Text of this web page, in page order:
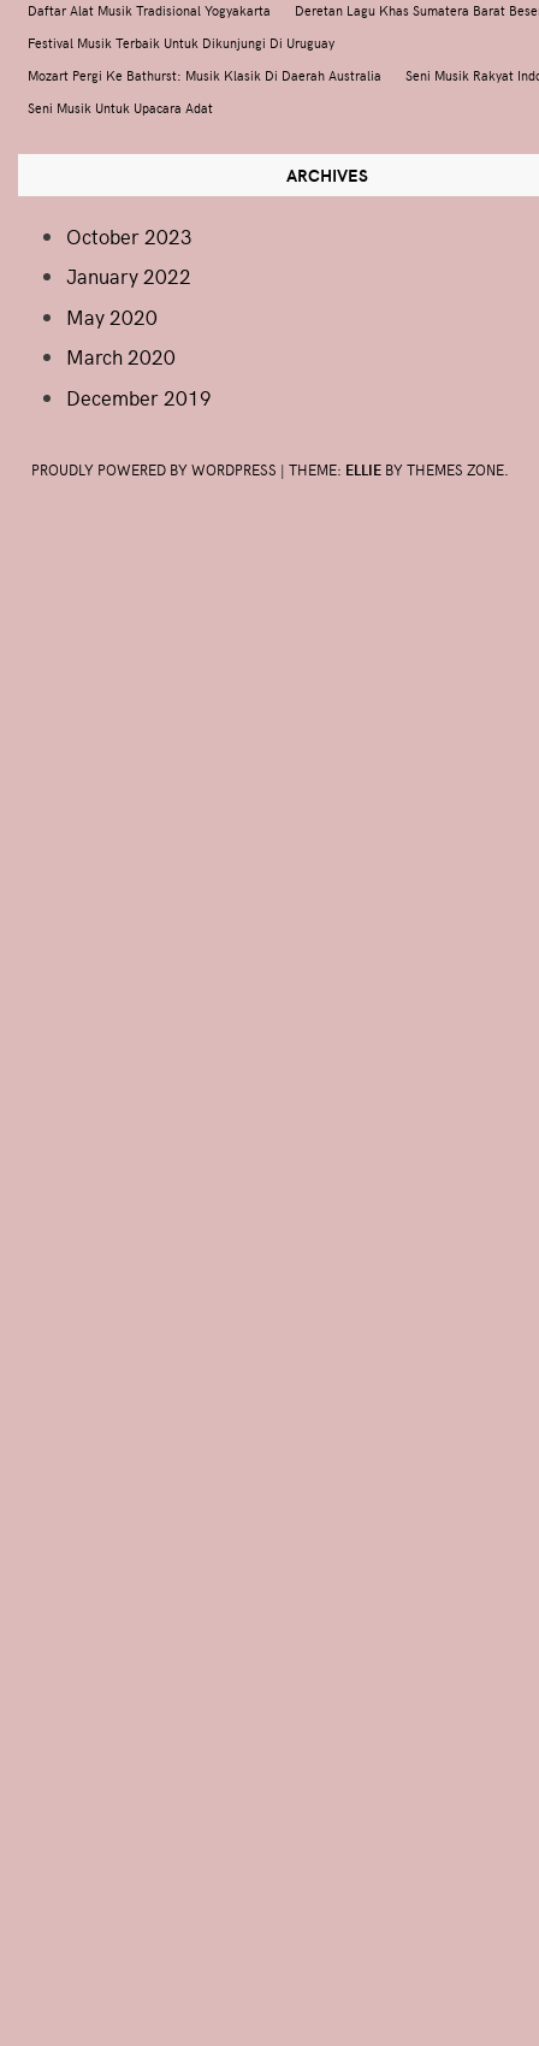
Daftar Alat Musik Tradisional Yogyakarta
Deretan Lagu Khas Sumatera Barat
Festival Musik Terbaik Untuk Dikunjungi Di Uruguay
Mozart Pergi Ke Bathurst: Musik Klasik Di Daerah Australia
Seni Musik Rakyat
Seni Musik Untuk Upacara Adat
ARCHIVES
October 2023
January 2022
May 2020
March 2020
December 2019
PROUDLY POWERED BY WORDPRESS | THEME: ELLIEBYTHEMES ZONE.